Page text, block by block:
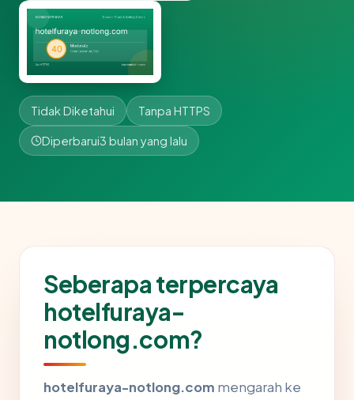
Tidak Diketahui Tanpa HTTPS
Diperbarui3 bulan yang lalu
Seberapa terpercaya
hotelfuraya-
notlong.com?
hotelfuraya-notlong.com mengarah ke